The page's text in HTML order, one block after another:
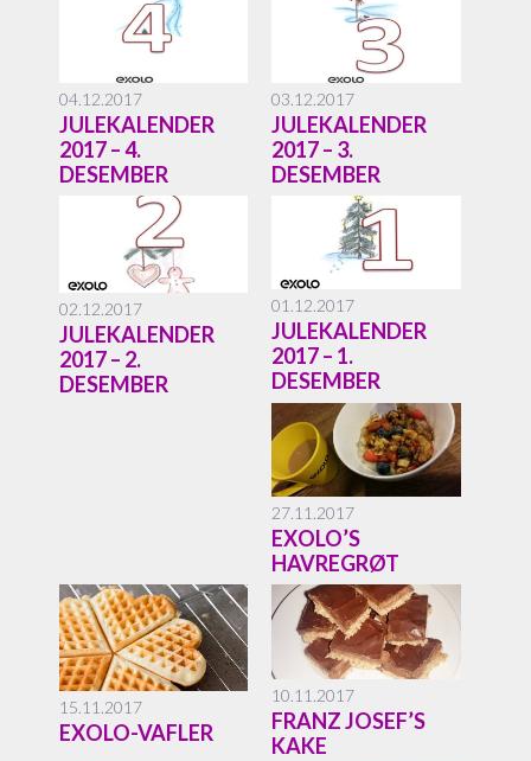
04.12.2017
JULEKALENDER
2017 – 4.
DESEMBER
03.12.2017
JULEKALENDER
2017 – 3.
DESEMBER
02.12.2017
JULEKALENDER
2017 – 2.
DESEMBER
01.12.2017
JULEKALENDER
2017 – 1.
DESEMBER
27.11.2017
EXOLO’S
HAVREGRØT
15.11.2017
EXOLO-VAFLER
10.11.2017
FRANZ JOSEF’S
KAKE